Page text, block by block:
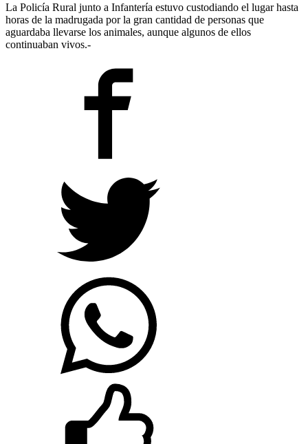
La Policía Rural junto a Infantería estuvo custodiando el lugar hasta
horas de la madrugada por la gran cantidad de personas que
aguardaba llevarse los animales, aunque algunos de ellos
continuaban vivos.-